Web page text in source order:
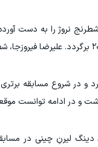
نروژ را به دست
و در شروع مسابقه
و در ادامه توانست